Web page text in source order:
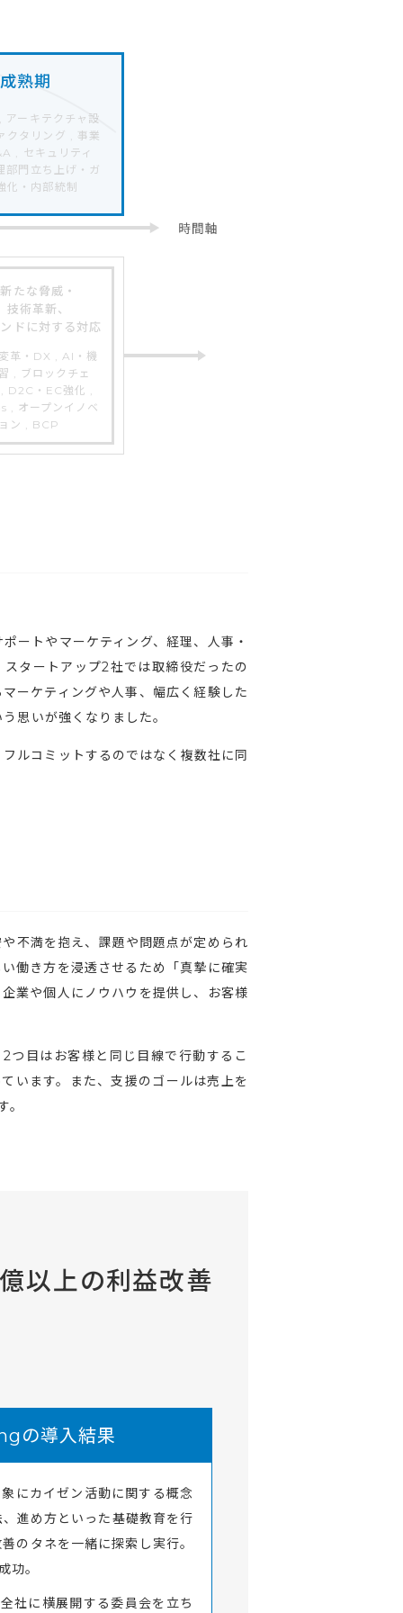
成熟期
, アーキテクチャ設
クタリング , 事業
, セキュリティ
部門立ち上げ・ガ
化・内部統制
新たな脅威・
技術革新、
ンドに対する対応
革・DX , AI・機
, ブロックチェ
, D2C・EC強化 ,
, オープンイノベ
ン , BCP
ートやマーケティング、経理、人事・
タートアップ2社では取締役だったの
ーケティングや人事、幅広く経験した
思いが強くなりました。
ルコミットするのではなく複数社に同
不満を抱え、課題や問題点が定められ
働き方を浸透させるため「真摯に確実
業や個人にノウハウを提供し、お客様
つ目はお客様と同じ目線で行動するこ
います。また、支援のゴールは売上を
以上の利益改善
の導入結果
にカイゼン活動に関する概念
進め方といった基礎教育を行
のタネを一緒に探索し実行。
功。
社に横展開する委員会を立ち